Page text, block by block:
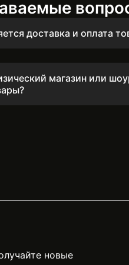
доставка и оплата
магазин или
и получить
новые